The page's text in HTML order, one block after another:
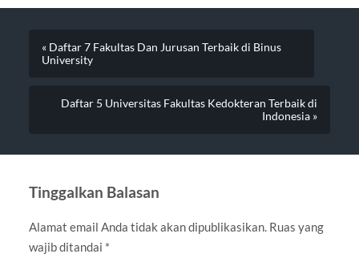
« Daftar 7 Fakultas Dan Jurusan Terbaik di Binus
University
Daftar 5 Universitas Fakultas Kedokteran Terbaik di
Indonesia »
Tinggalkan Balasan
Alamat email Anda tidak akan dipublikasikan. Ruas yang
wajib ditandai *